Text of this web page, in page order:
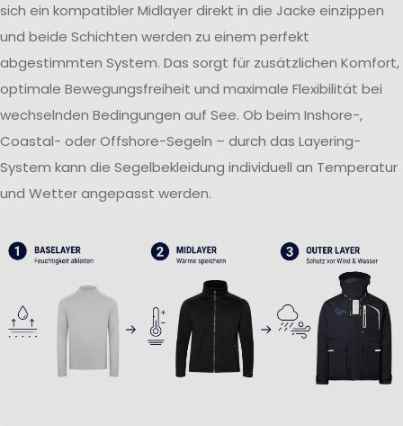
sich ein kompatibler Midlayer direkt in die Jacke einzippen
und beide Schichten werden zu einem perfekt
abgestimmten System. Das sorgt für zusätzlichen Komfort,
optimale Bewegungsfreiheit und maximale Flexibilität bei
wechselnden Bedingungen auf See. Ob beim Inshore-,
Coastal- oder Offshore-Segeln – durch das Layering-
System kann die Segelbekleidung individuell an Temperatur
und Wetter angepasst werden.